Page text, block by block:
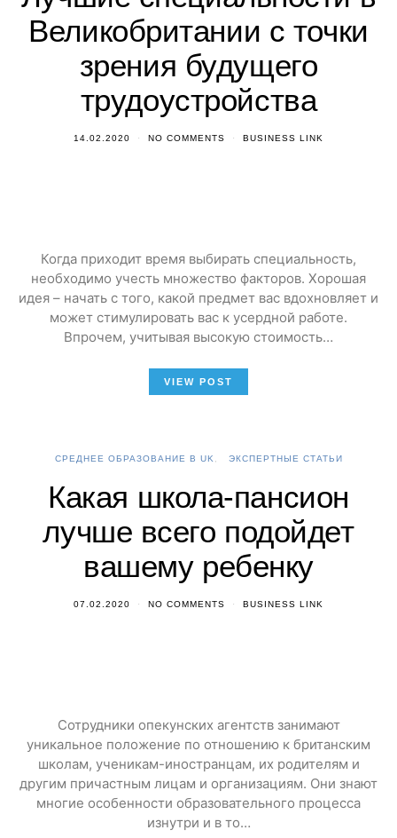
Великобритании с точки
зрения будущего
трудоустройства
14.02.2020 NO COMMENTS BUSINESS LINK
Когда приходит время выбирать специальность,
необходимо учесть множество факторов. Хорошая
идея – начать с того, какой предмет вас вдохновляет и
может стимулировать вас к усердной работе.
Впрочем, учитывая высокую стоимость…
VIEW POST
СРЕДНЕЕ ОБРАЗОВАНИЕ В UK ЭКСПЕРТНЫЕ СТАТЬИ
Какая школа-пансион
лучше всего подойдет
вашему ребенку
07.02.2020 NO COMMENTS BUSINESS LINK
Сотрудники опекунских агентств занимают
уникальное положение по отношению к британским
школам, ученикам-иностранцам, их родителям и
другим причастным лицам и организациям. Они знают
многие особенности образовательного процесса
изнутри и в то…